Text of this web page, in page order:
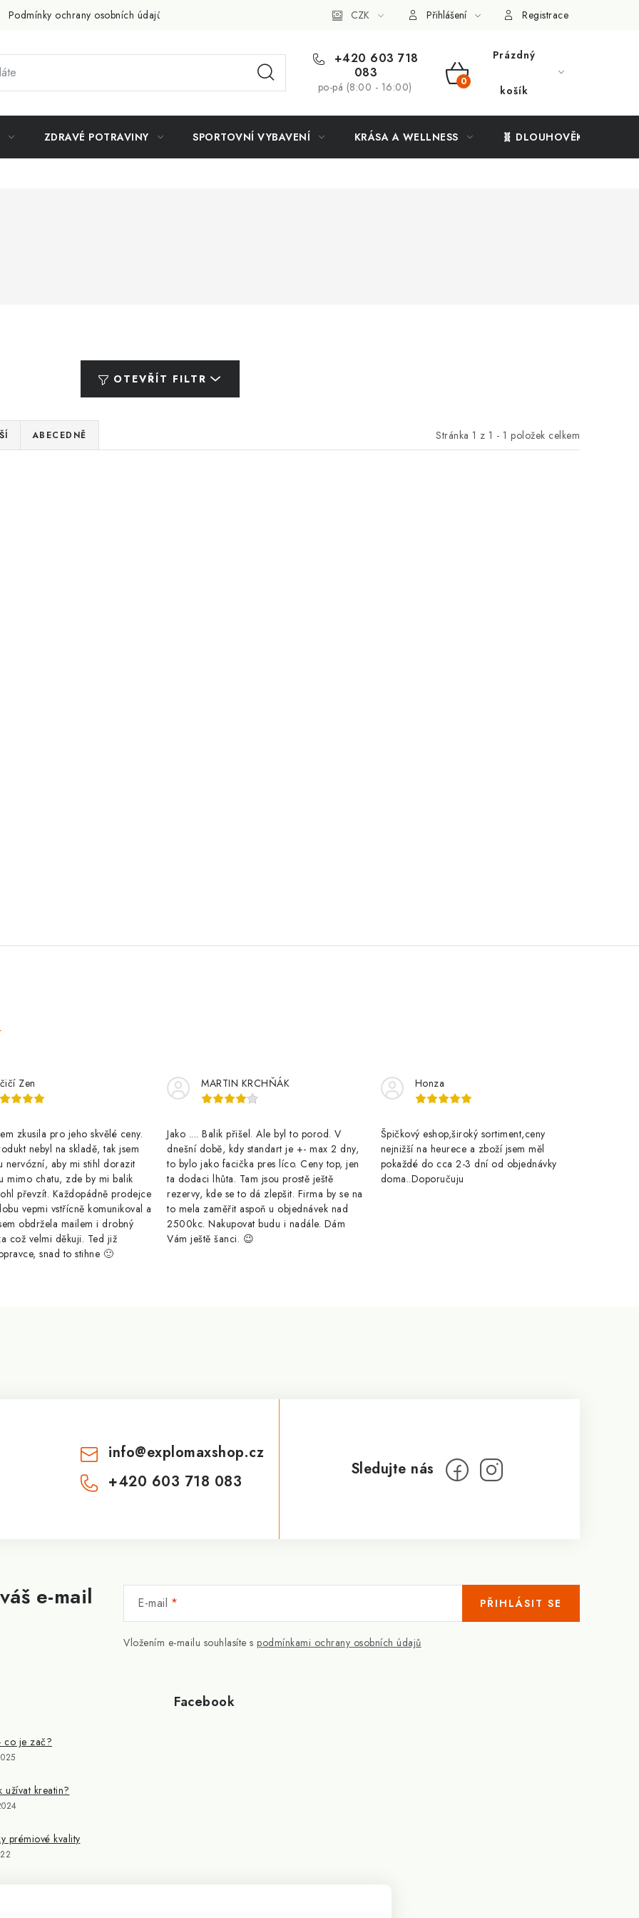
Podmínky ochrany osobních údajů Slevový systém Vše o nákupu
CZK Přihlášení Registrace
+420 603 718
083
po-pá (8:00 - 16:00)
NÁKUPNÍ
Prázdný
košík
ZDRAVÉ POTRAVINY SPORTOVNÍ VYBAVENÍ KRÁSA A WELLNESS 🧬 DLOUHOVĚKOST
OTEVŘÍT FILTR
Stránka 1 z 1 - 1 položek celkem
ABECEDNĚ
Zen
zkusila pro jeho skvělé ceny.
nebyl na skladě, tak jsem
nervózní, aby mi stihl dorazit
mimo chatu, zde by mi balik
převzít. Každopádně prodejce
vepmi vstřícně komunikoval a
obdržela mailem i drobný
což velmi děkuji. Ted již
snad to stihne 🙂
MARTIN KRCHŇÁK
Jako .... Balik přišel. Ale byl to porod. V
dnešní době, kdy standart je +- max 2 dny,
to bylo jako facička pres líco. Ceny top, jen
ta dodaci lhůta. Tam jsou prostě ještě
rezervy, kde se to dá zlepšit. Firma by se na
to mela zaměřit aspoň u objednávek nad
2500kc. Nakupovat budu i nadále. Dám
Vám ještě šanci. 😉
Honza
Špičkový eshop,široký sortiment,ceny
nejnižší na heurece a zboží jsem měl
pokaždé do cca 2-3 dní od objednávky
doma..Doporučuju
e-mail E-mail
Vložením e-mailu souhlasíte s podmínkami ochrany osobních údajů
PŘIHLÁSIT SE
info@explomaxshop.cz
+420 603 718 083
co je zač?
užívat kreatin?
prémiové kvality
Facebook